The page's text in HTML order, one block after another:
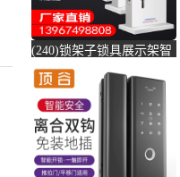
(240)锁架子锁具展示架智
能锁展示架指纹锁展示架
防盗门展示-指纹锁(沐普
旗舰店仅售47.2元)